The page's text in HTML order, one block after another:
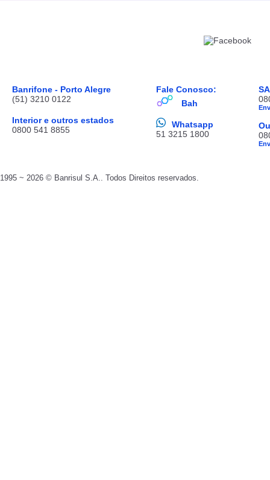
Banrifone - Porto Alegre
(51) 3210 0122
Interior e outros estados
0800 541 8855
Fale Conosco:
Bah
Whatsapp
51 3215 1800
1995 ~ 2026 © Banrisul S.A.. Todos Direitos reservados.